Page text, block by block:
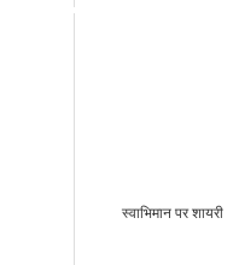
स्वाभिमान पर शायरी